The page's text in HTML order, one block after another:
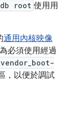
root 使用用
通用內核映像
必須使用經過
vendor_boot-
，以便於調試